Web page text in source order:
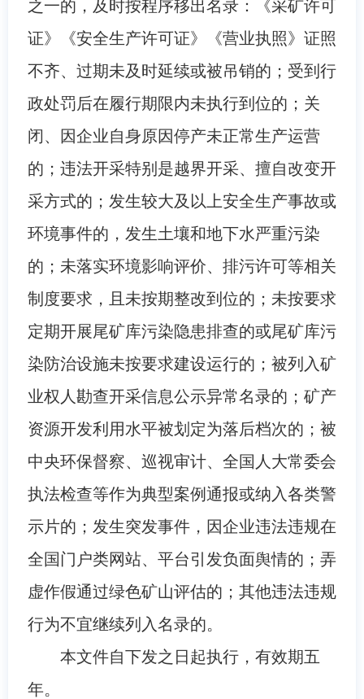
之一的，及时按程序移出名录：《采矿许可
证》《安全生产许可证》《营业执照》证照
不齐、过期未及时延续或被吊销的；受到行
政处罚后在履行期限内未执行到位的；关
闭、因企业自身原因停产未正常生产运营
的；违法开采特别是越界开采、擅自改变开
采方式的；发生较大及以上安全生产事故或
环境事件的，发生土壤和地下水严重污染
的；未落实环境影响评价、排污许可等相关
制度要求，且未按期整改到位的；未按要求
定期开展尾矿库污染隐患排查的或尾矿库污
染防治设施未按要求建设运行的；被列入矿
业权人勘查开采信息公示异常名录的；矿产
资源开发利用水平被划定为落后档次的；被
中央环保督察、巡视审计、全国人大常委会
执法检查等作为典型案例通报或纳入各类警
示片的；发生突发事件，因企业违法违规在
全国门户类网站、平台引发负面舆情的；弄
虚作假通过绿色矿山评估的；其他违法违规
行为不宜继续列入名录的。
本文件自下发之日起执行，有效期五
年。